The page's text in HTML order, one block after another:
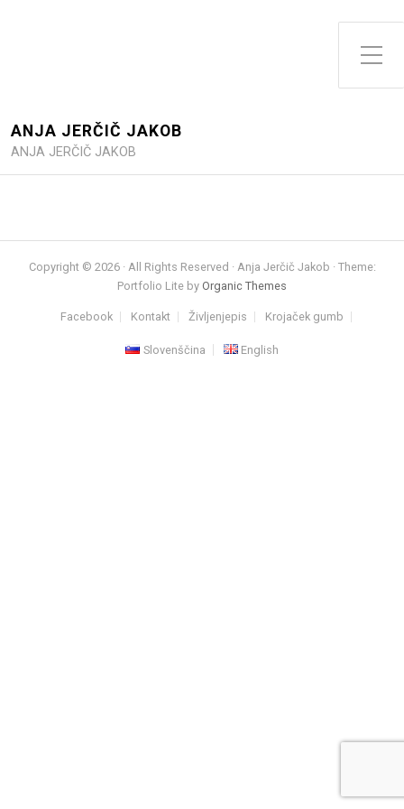
Toggle Side Menu
ANJA JERČIČ JAKOB
ANJA JERČIČ JAKOB
Copyright © 2026 · All Rights Reserved · Anja Jerčič Jakob · Theme:
Portfolio Lite by Organic Themes
Facebook Kontakt Življenjepis Krojaček gumb
Slovenščina English